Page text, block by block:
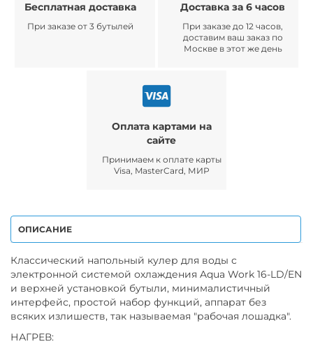
Бесплатная доставка
При заказе от 3 бутылей
Доставка за 6 часов
При заказе до 12 часов,
доставим ваш заказ по
Москве в этот же день
Оплата картами на
сайте
Принимаем к оплате карты
Visa, MasterCard, МИР
ОПИСАНИЕ
Классический напольный кулер для воды с
электронной системой охлаждения Aqua Work 16-LD/EN
и верхней установкой бутыли, минималистичный
интерфейс, простой набор функций, аппарат без
всяких излишеств, так называемая "рабочая лошадка".
НАГРЕВ: